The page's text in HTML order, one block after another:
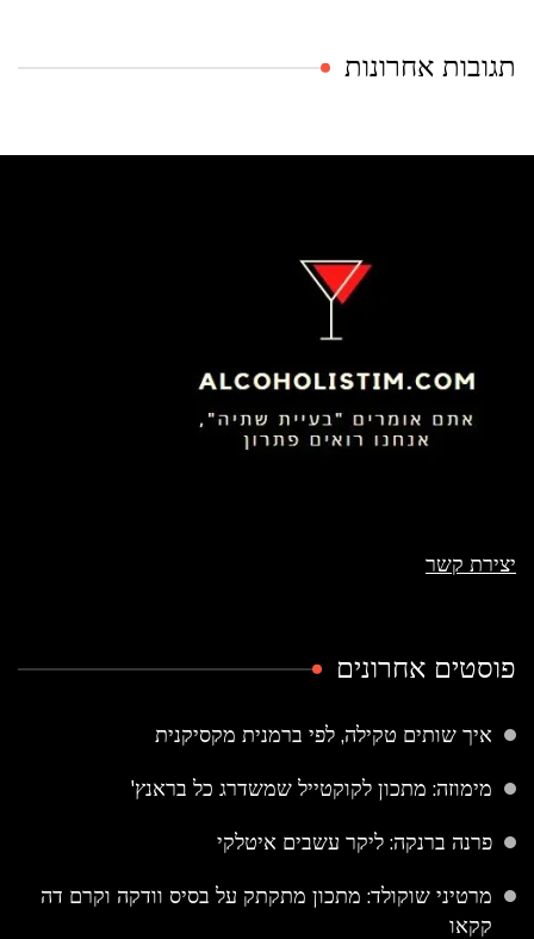
תגובות אחרונות
יצירת קשר
פוסטים אחרונים
איך שותים טקילה, לפי ברמנית מקסיקנית
מימוזה: מתכון לקוקטייל שמשדרג כל בראנץ'
פרנה ברנקה: ליקר עשבים איטלקי
מרטיני שוקולד: מתכון מתקתק על בסיס וודקה וקרם דה
קקאו